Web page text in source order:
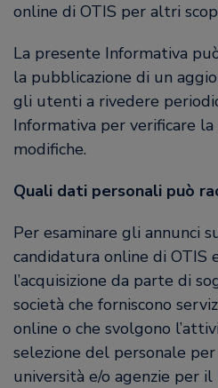
online di OTIS per altri
La presente Informativa
la pubblicazione di un
gli utenti a rivedere
Informativa per verificare
modifiche.
Quali dati personali può
Per esaminare gli annunci
candidatura online di OTIS
l’acquisizione da parte di
società che forniscono
online o che svolgono
selezione del personale
università e/o agenzie per il